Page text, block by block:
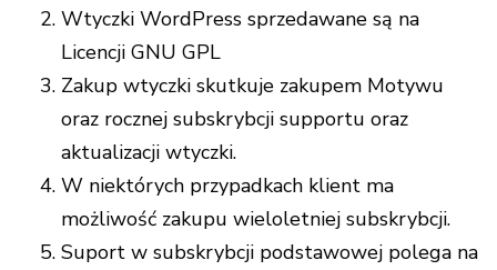
Wtyczki WordPress sprzedawane są na
Licencji GNU GPL
Zakup wtyczki skutkuje zakupem Motywu
oraz rocznej subskrybcji supportu oraz
aktualizacji wtyczki.
W niektórych przypadkach klient ma
możliwość zakupu wieloletniej subskrybcji.
Suport w subskrybcji podstawowej polega na